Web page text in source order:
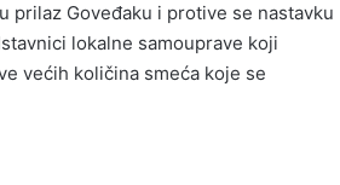
prilaz Goveđaku i protive se nastavku
lokalne samouprave koji
većih količina smeća koje se